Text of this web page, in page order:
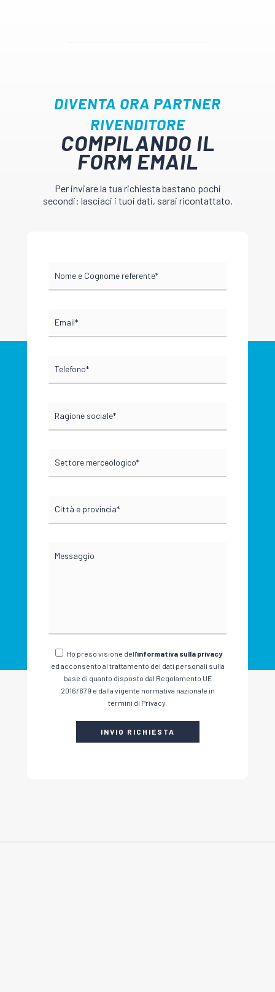
DIVENTA ORA PARTNER
RIVENDITORE
COMPILANDO IL
FORM EMAIL
Per inviare la tua richiesta bastano pochi
secondi: lasciaci i tuoi dati, sarai ricontattato.
Ho preso visione dell'informativa sulla privacy
ed acconsento al trattamento dei dati personali sulla
base di quanto disposto dal Regolamento UE
2016/679 e dalla vigente normativa nazionale in
termini di Privacy.